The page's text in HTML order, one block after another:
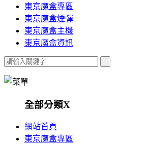
東京魔盒專區
東京魔盒煙彈
東京魔盒主機
東京魔盒資訊
全部分類X
網站首頁
東京魔盒專區